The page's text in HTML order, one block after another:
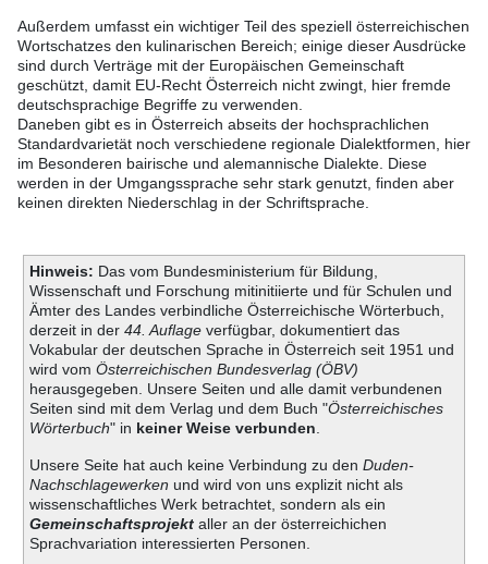
Außerdem umfasst ein wichtiger Teil des speziell österreichischen
Wortschatzes den kulinarischen Bereich; einige dieser Ausdrücke
sind durch Verträge mit der Europäischen Gemeinschaft
geschützt, damit EU-Recht Österreich nicht zwingt, hier fremde
deutschsprachige Begriffe zu verwenden.
Daneben gibt es in Österreich abseits der hochsprachlichen
Standardvarietät noch verschiedene regionale Dialektformen, hier
im Besonderen bairische und alemannische Dialekte. Diese
werden in der Umgangssprache sehr stark genutzt, finden aber
keinen direkten Niederschlag in der Schriftsprache.
Hinweis: Das vom Bundesministerium für Bildung,
Wissenschaft und Forschung mitinitiierte und für Schulen und
Ämter des Landes verbindliche Österreichische Wörterbuch,
derzeit in der 44. Auflageverfügbar, dokumentiert das
Vokabular der deutschen Sprache in Österreich seit 1951 und
wird vom Österreichischen Bundesverlag (ÖBV)
herausgegeben. Unsere Seiten und alle damit verbundenen
Seiten sind mit dem Verlag und dem Buch "Österreichisches
Wörterbuch" in keiner Weise verbunden
Unsere Seite hat auch keine Verbindung zu den Duden-
Nachschlagewerken und wird von uns explizit nicht als
wissenschaftliches Werk betrachtet, sondern als ein
Gemeinschaftsprojektaller an der österreichichen
Sprachvariation interessierten Personen.